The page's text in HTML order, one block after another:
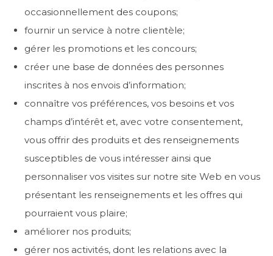
occasionnellement des coupons;
fournir un service à notre clientèle;
gérer les promotions et les concours;
créer une base de données des personnes
inscrites à nos envois d’information;
connaître vos préférences, vos besoins et vos
champs d’intérêt et, avec votre consentement,
vous offrir des produits et des renseignements
susceptibles de vous intéresser ainsi que
personnaliser vos visites sur notre site Web en vous
présentant les renseignements et les offres qui
pourraient vous plaire;
améliorer nos produits;
gérer nos activités, dont les relations avec la